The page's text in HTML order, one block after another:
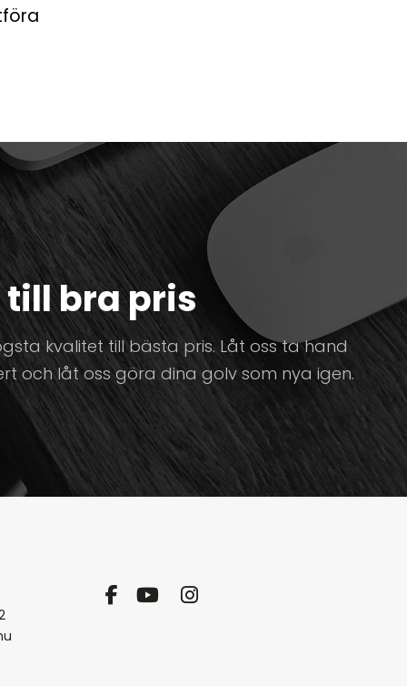
bra pris
kvalitet till bästa pris. Låt oss ta hand
och låt oss göra dina golv som nya igen.